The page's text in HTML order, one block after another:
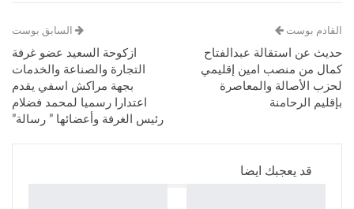
Telegram
السابق بوست
ازكوحة السعيد عضو غرفة
التجارة والصناعة والخدمات
بجهة مراكش اسفي يقدم
اعتدارا رسميا لمحمد فضلام
رئيس الغرفة وأعضائها ” رسالة”
القادم بوست
حديث عن استقالة عبدالفتاح
كمال من منصب امين إقليمي
لحزب الأصالة والمعاصرة
بإقليم الرحامنة
قد يعجبك ايضا